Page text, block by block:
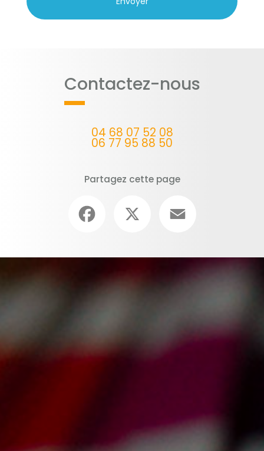
Contactez-nous
04 68 07 52 08
06 77 95 88 50
Partagez cette page